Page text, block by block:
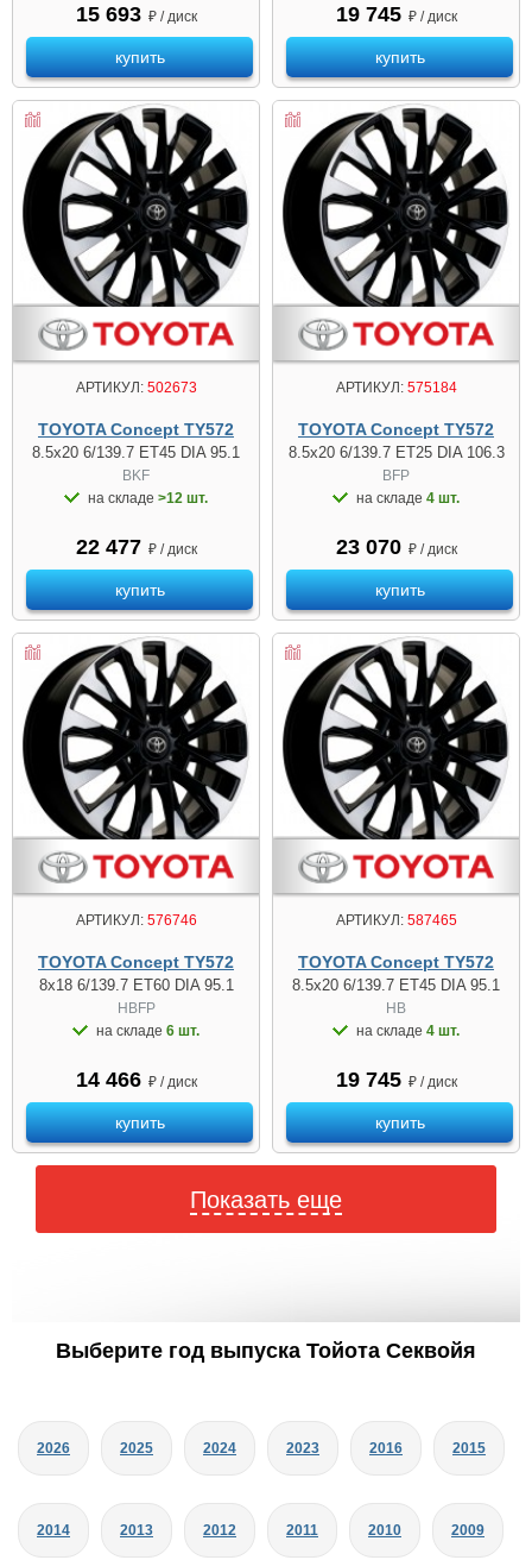
15 693 ₽ / диск
купить
19 745 ₽ / диск
купить
АРТИКУЛ:502673
TOYOTA Concept TY572
8.5x20 6/139.7 ET45 DIA 95.1
BKF
на складе >12 шт.
22 477 ₽ / диск
купить
АРТИКУЛ:575184
TOYOTA Concept TY572
8.5x20 6/139.7 ET25 DIA 106.3
BFP
на складе 4 шт.
23 070 ₽ / диск
купить
АРТИКУЛ:576746
TOYOTA Concept TY572
8x18 6/139.7 ET60 DIA 95.1
HBFP
на складе 6 шт.
14 466 ₽ / диск
купить
АРТИКУЛ:587465
TOYOTA Concept TY572
8.5x20 6/139.7 ET45 DIA 95.1
HB
на складе 4 шт.
19 745 ₽ / диск
купить
Показать еще
Выберите год выпуска Тойота Секвойя
2026 2025 2024 2023 2016 2015
2014 2013 2012 2011 2010 2009